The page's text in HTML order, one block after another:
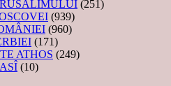
(251)
(939)
(960)
(171)
ATHOS (249)
(10)